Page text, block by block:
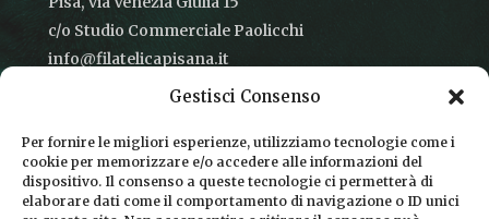
Gestisci Consenso
Per fornire le migliori esperienze, utilizziamo tecnologie come i
cookie per memorizzare e/o accedere alle informazioni del
dispositivo. Il consenso a queste tecnologie ci permetterà di
elaborare dati come il comportamento di navigazione o ID unici
c/o Studio Commerciale Paolicchi
info@filatelicapisana.it
CONDIZIONI DI VENDITA
INFORMATIVA SULLA PRIVACY